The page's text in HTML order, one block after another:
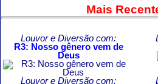
Mais
Louvor e Diversão com:
R3: Nosso gênero vem de
Deus
Louvor e Diversão com: